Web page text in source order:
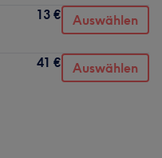
13 € Auswählen
41 € Auswählen